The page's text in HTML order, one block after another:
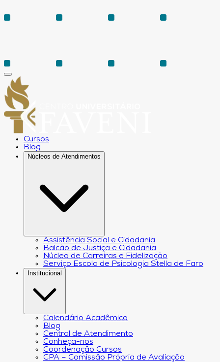
Cursos
Blog
Núcleos de Atendimentos
Assistência Social e Cidadania
Balcão de Justiça e Cidadania
Núcleo de Carreiras e Fidelização
Serviço Escola de Psicologia Stella de Faro
Institucional
Calendário Acadêmico
Blog
Central de Atendimento
Conheça-nos
Coordenação Cursos
CPA – Comissão Própria de Avaliação